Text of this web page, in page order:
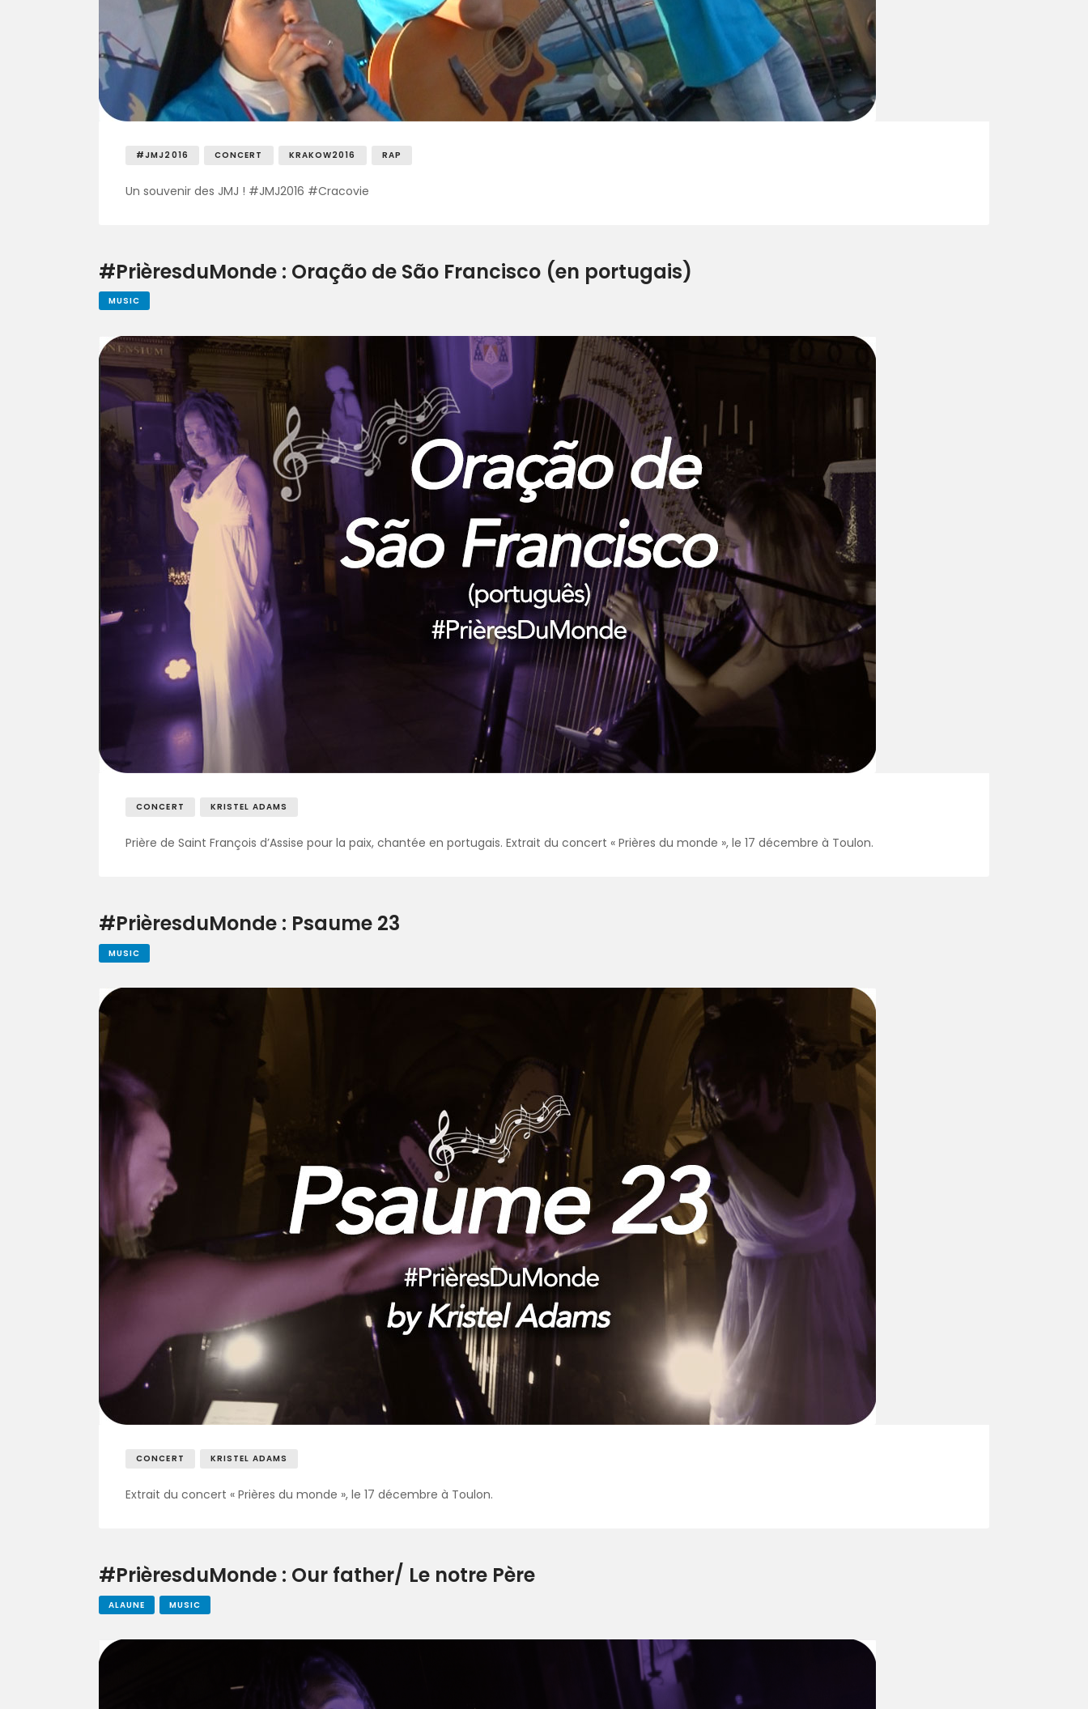
#JMJ2016 CONCERT KRAKOW2016 RAP
Un souvenir des JMJ ! #JMJ2016 #Cracovie
#PrièresduMonde : Oração de São Francisco (en portugais)
MUSIC
CONCERT KRISTEL ADAMS
Prière de Saint François d’Assise pour la paix, chantée en portugais. Extrait du concert « Prières du monde », le 17 décembre à Toulon.
#PrièresduMonde : Psaume 23
MUSIC
CONCERT KRISTEL ADAMS
Extrait du concert « Prières du monde », le 17 décembre à Toulon.
#PrièresduMonde : Our father/ Le notre Père
ALAUNE MUSIC